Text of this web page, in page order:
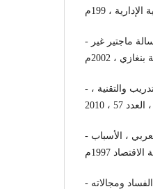
- عثمان عبدالرحمن الصبيحي ، علاقة بعض العوامل الاجتماعية ، رسالة ماجتير غير
- احمد بن عبدالرحمن الشمري، مظاهر الانحراف الوظيفي، مجلة التدريب والتقنية ،
العدد 57 ، 2010 ، .
- زكي حنوش ، مظاهر الفساد الإداري في السلوك اليومي للمواطن العربي ، الأسباب